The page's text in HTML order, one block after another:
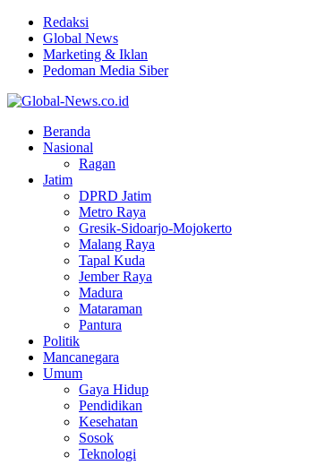
Redaksi
Global News
Marketing & Iklan
Pedoman Media Siber
Beranda
Nasional
Ragan
Jatim
DPRD Jatim
Metro Raya
Gresik-Sidoarjo-Mojokerto
Malang Raya
Tapal Kuda
Jember Raya
Madura
Mataraman
Pantura
Politik
Mancanegara
Umum
Gaya Hidup
Pendidikan
Kesehatan
Sosok
Teknologi